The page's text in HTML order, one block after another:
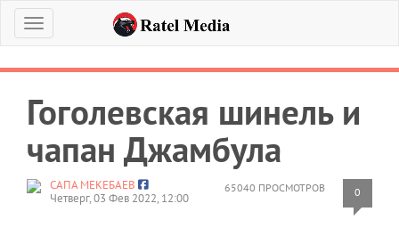
Меню
Гоголевская шинель и
чапан Джамбула
65040 ПРОСМОТРОВ 0
САПА МЕКЕБАЕВ
Четверг, 03 Фев 2022, 12:00